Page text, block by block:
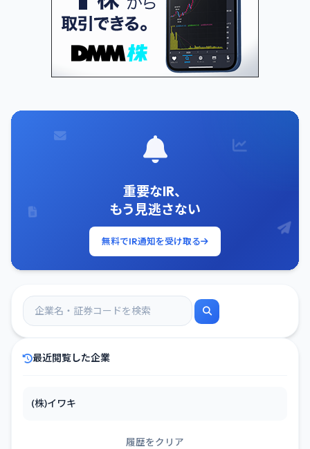
重要なIR、
もう見逃さない
無料でIR通知を受け取る
最近閲覧した企業
(株)イワキ
履歴をクリア